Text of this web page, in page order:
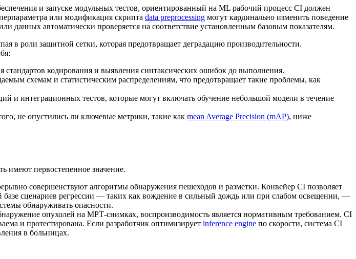
и запуске модульных тестов, ориентированный на ML рабочий процесс CI должен
или модификация скрипта data preprocessing могут кардинально изменить поведение
данных автоматически проверяется на соответствие установленным базовым показателям.
в роли защитной сетки, которая предотвращает деградацию производительности.
стандартов кодирования и выявления синтаксических ошибок до выполнения.
схемам и статистическим распределениям, что предотвращает такие проблемы, как
и интеграционных тестов, которые могут включать обучение небольшой модели в течение
не опустились ли ключевые метрики, такие как mean Average Precision (mAP), ниже
имеют первостепенное значение.
совершенствуют алгоритмы обнаружения пешеходов и разметки. Конвейер CI позволяет
сценариев регрессии — таких как вождение в сильный дождь или при слабом освещении, —
обнаруживать опасности.
опухолей на МРТ-снимках, воспроизводимость является нормативным требованием. CI
и протестирована. Если разработчик оптимизирует inference engine по скорости, система CI
в больницах.